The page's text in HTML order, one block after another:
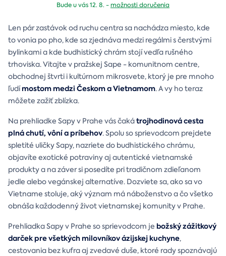
Bude u vás 12. 8. -možnosti doručenia
Len pár zastávok od ruchu centra sa nachádza miesto, kde
to vonia po pho, kde sa zjednáva medzi regálmi s čerstvými
bylinkami a kde budhistický chrám stojí vedľa rušného
trhoviska. Vitajte v pražskej Sape - komunitnom centre,
obchodnej štvrti i kultúrnom mikrosvete, ktorý je pre mnoho
ľudímostom medzi Českom a Vietnamom. A vy ho teraz
môžete zažiť zblízka.
Na prehliadke Sapy v Prahe vás čakátrojhodinová cesta
plná chutí, vôní a príbehov. Spolu so sprievodcom prejdete
spletité uličky Sapy, nazriete do budhistického chrámu,
objavíte exotické potraviny aj autentické vietnamské
produkty a na záver si posedíte pri tradičnom zdieľanom
jedle alebo vegánskej alternatíve. Dozviete sa, ako sa vo
Vietname stoluje, aký význam má náboženstvo a čo všetko
obnáša každodenný život vietnamskej komunity v Prahe.
Prehliadka Sapy v Prahe so sprievodcom je božský zážitkový
darček pre všetkých milovníkov ázijskej kuchyne,
cestovania bez kufra aj zvedavé duše, ktoré rady spoznávajú